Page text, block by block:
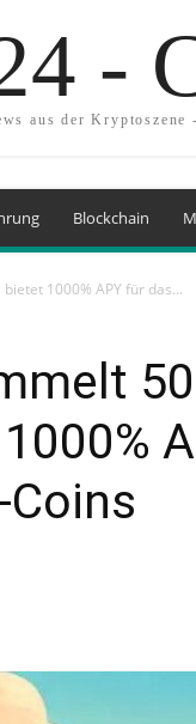
-
aus der Kryptoszene
Blockchain
1000% APY für das...